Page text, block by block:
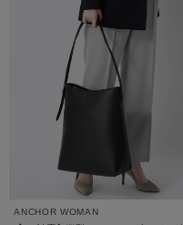
ANCHOR WOMAN